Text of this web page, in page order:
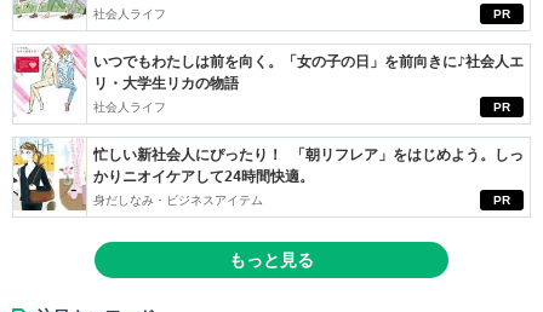
PR
社会人ライフ
PR
いつでもわたしは前を向く。「女の子の日」を前向きに♪社会人エ
リ・大学生リカの物語
社会人ライフ
PR
忙しい新社会人にぴったり！ 「朝リフレア」をはじめよう。しっ
かりニオイケアして24時間快適。
身だしなみ・ビジネスアイテム
もっと見る